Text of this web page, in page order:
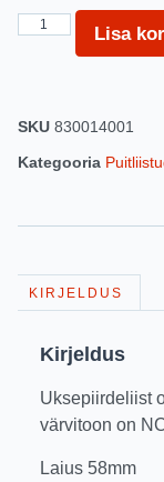
Lisa
SKU 830014001
Kategooria
KIRJELDUS
Kirjeldus
Uksepiirdeliist
värvitoon on
Laius 58mm